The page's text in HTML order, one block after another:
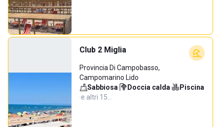
Club 2 Miglia
Provincia Di Campobasso,
Campomarino Lido
Sabbiosa· Doccia calda·
Piscina
·e altri 15…